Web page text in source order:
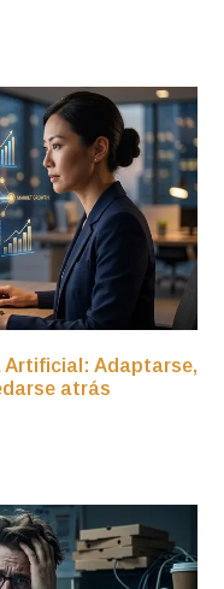
Artificial: Adaptarse,
atrás